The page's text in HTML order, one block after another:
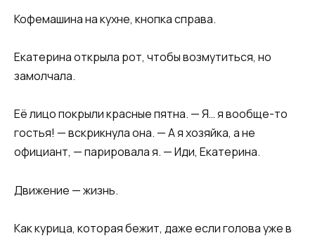
Кофемашина на кухне, кнопка справа.
Екатерина открыла рот, чтобы возмутиться, но
замолчала.
Её лицо покрыли красные пятна. — Я… я вообще-то
гостья! — вскрикнула она. — А я хозяйка, а не
официант, — парировала я. — Иди, Екатерина.
Движение — жизнь.
Как курица, которая бежит, даже если голова уже в